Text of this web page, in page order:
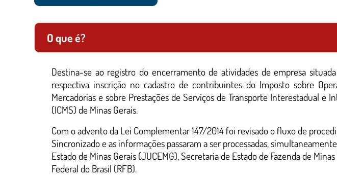
O que é?
Destina-se ao registro do encerramento de atividades de empresa
respectiva inscrição no cadastro de contribuintes do Imposto sobre
Mercadorias e sobre Prestações de Serviços de Transporte Interestadual e
(ICMS) de Minas Gerais.
Com o advento da Lei Complementar 147/2014 foi revisado o fluxo de
Sincronizado e as informações passaram a ser processadas,
Estado de Minas Gerais (JUCEMG), Secretaria de Estado de Fazenda de
Federal do Brasil (RFB).